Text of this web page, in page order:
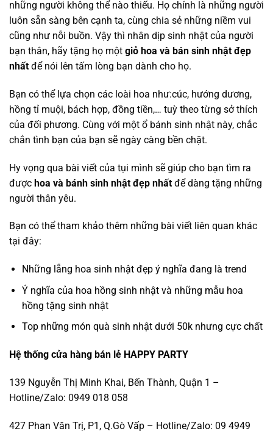
những người không thể nào thiếu. Họ chính là những người
luôn sẵn sàng bên cạnh ta, cùng chia sẻ những niềm vui
cũng như nỗi buồn. Vậy thì nhân dịp sinh nhật của người
bạn thân, hãy tặng họ một giỏ hoa và bán sinh nhật đẹp
nhất để nói lên tấm lòng bạn dành cho họ.
Bạn có thể lựa chọn các loài hoa như:cúc, hướng dương,
hồng tỉ muội, bách hợp, đồng tiền,… tuỳ theo từng sở thích
của đối phương. Cùng với một ổ bánh sinh nhật này, chắc
chắn tình bạn của bạn sẽ ngày càng bền chặt.
Hy vọng qua bài viết của tụi mình sẽ giúp cho bạn tìm ra
được hoa và bánh sinh nhật đẹp nhất để dàng tặng những
người thân yêu.
Bạn có thể tham khảo thêm những bài viết liên quan khác
tại đây:
Những lẵng hoa sinh nhật đẹp ý nghĩa đang là trend
Ý nghĩa của hoa hồng sinh nhật và những mẫu hoa
hồng tặng sinh nhật
Top những món quà sinh nhật dưới 50k nhưng cực chất
Hệ thống cửa hàng bán lẻ HAPPY PARTY
139 Nguyễn Thị Minh Khai, Bến Thành, Quận 1 –
Hotline/Zalo: 0949 018 058
427 Phan Văn Trị, P1, Q.Gò Vấp – Hotline/Zalo: 09 4949